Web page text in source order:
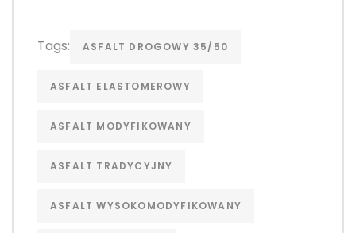
Tags: ASFALT DROGOWY 35/50
ASFALT ELASTOMEROWY
ASFALT MODYFIKOWANY
ASFALT TRADYCYJNY
ASFALT WYSOKOMODYFIKOWANY